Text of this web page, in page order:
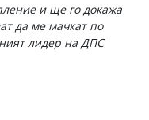
и ще го докажа
да ме мачкат по
лидер на ДПС